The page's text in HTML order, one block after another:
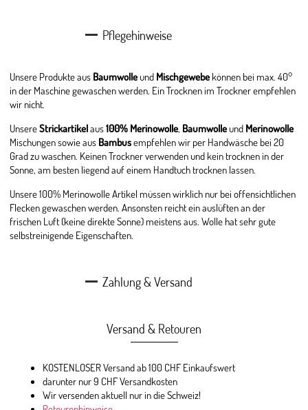
Pflegehinweise
Unsere Produkte aus Baumwolleund Mischgewebe können bei max. 40°
in der Maschine gewaschen werden. Ein Trocknen im Trockner empfehlen
wir nicht.
UnsereStrickartikelaus100% Merinowolle, Baumwolleund Merinowolle
Mischungen sowie aus Bambusempfehlen wir per Handwäsche bei 20
Grad zu waschen. Keinen Trockner verwenden und kein trocknen in der
Sonne, am besten liegend auf einem Handtuch trocknen lassen.
Unsere 100% Merinowolle Artikel müssen wirklich nur bei offensichtlichen
Flecken gewaschen werden. Ansonsten reicht ein auslüften an der
frischen Luft (keine direkte Sonne) meistens aus. Wolle hat sehr gute
selbstreinigende Eigenschaften.
Zahlung & Versand
Versand & Retouren
KOSTENLOSER Versand ab 100 CHF Einkaufswert
darunter nur 9 CHF Versandkosten
Wir versenden aktuell nur in die Schweiz!